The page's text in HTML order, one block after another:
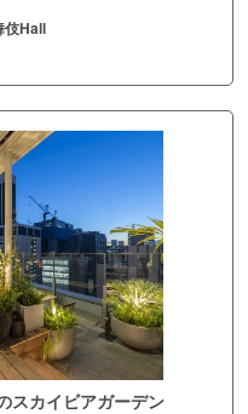
伎Hall
スカイビアガーデン